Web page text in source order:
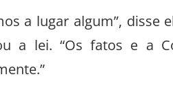
a lugar algum”,
a lei. “Os fatos e a